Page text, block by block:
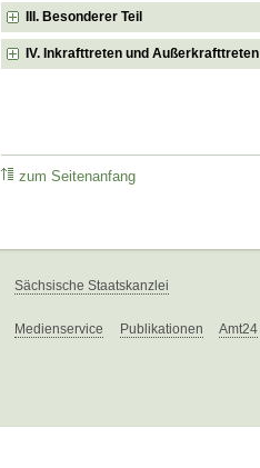
III. Besonderer Teil
IV. Inkrafttreten und Außerkrafttreten
zum Seitenanfang
Sächsische Staatskanzlei
Medienservice Publikationen Amt24